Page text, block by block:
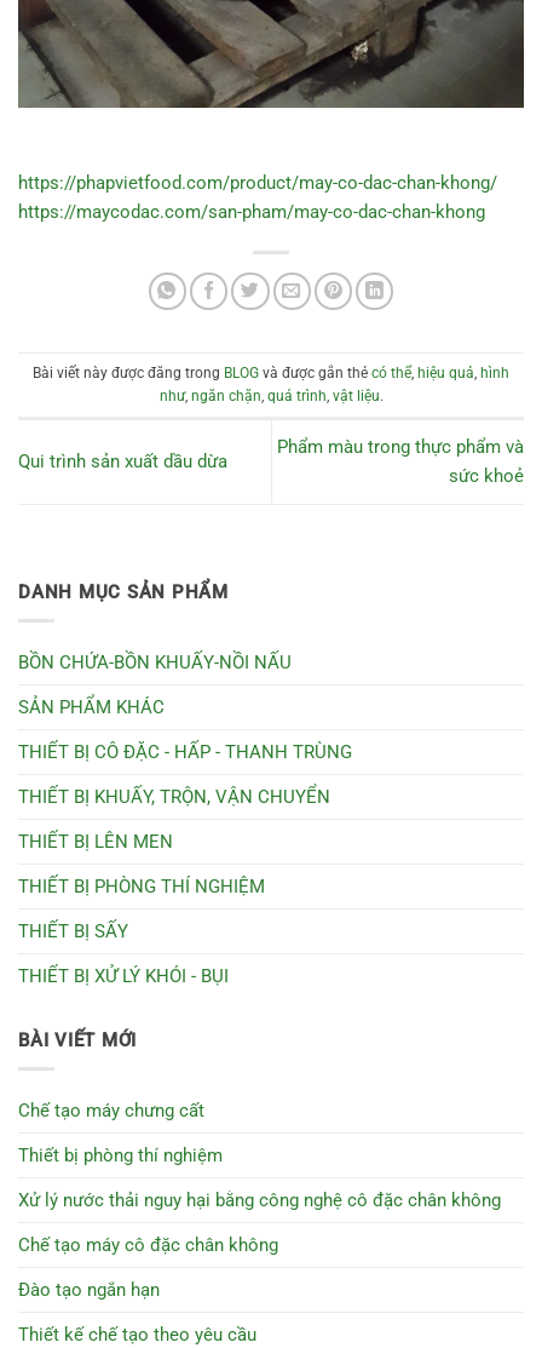
https://phapvietfood.com/product/may-co-dac-chan-khong/
https://maycodac.com/san-pham/may-co-dac-chan-khong
Bài viết này được đăng trong BLOG và được gắn thẻ có thể, hiệu quả hình
như, ngăn chặn quá trình vật liệu.
Qui trình sản xuất dầu dừa
Phẩm màu trong thực phẩm và
sức khoẻ
DANH MỤC SẢN PHẨM
BỒN CHỨA-BỒN KHUẤY-NỒI NẤU
SẢN PHẨM KHÁC
THIẾT BỊ CÔ ĐẶC - HẤP - THANH TRÙNG
THIẾT BỊ KHUẤY, TRỘN, VẬN CHUYỂN
THIẾT BỊ LÊN MEN
THIẾT BỊ PHÒNG THÍ NGHIỆM
THIẾT BỊ SẤY
THIẾT BỊ XỬ LÝ KHÓI - BỤI
BÀI VIẾT MỚI
Chế tạo máy chưng cất
Thiết bị phòng thí nghiệm
Xử lý nước thải nguy hại bằng công nghệ cô đặc chân không
Chế tạo máy cô đặc chân không
Đào tạo ngắn hạn
Thiết kế chế tạo theo yêu cầu